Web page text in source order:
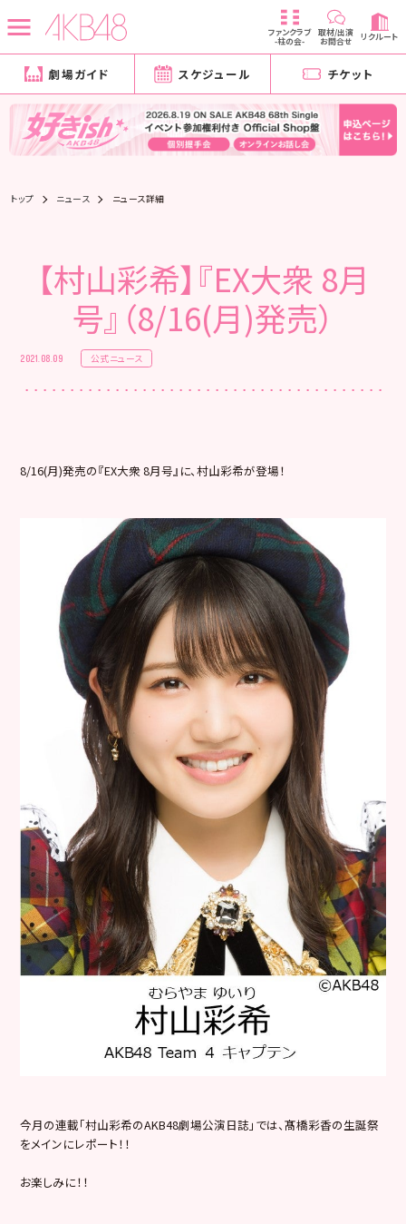
ファンクラブ
-柱の会-
取材/出演
お問合せ リクルート
劇場ガイド スケジュール チケット
トップ ニュース ニュース詳細
【村山彩希】『EX大衆 8月
号』（8/16(月)発売）
2021.08.09 公式ニュース
8/16(月)発売の『EX大衆 8月号』に、村山彩希が登場！
今月の連載「村山彩希のAKB48劇場公演日誌」では、髙橋彩香の生誕祭
をメインにレポート！！
お楽しみに！！